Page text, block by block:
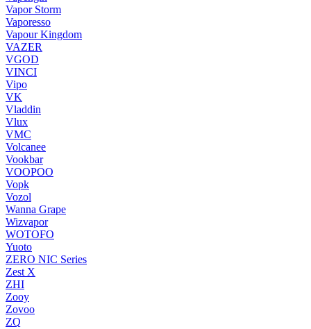
Vapor Storm
Vaporesso
Vapour Kingdom
VAZER
VGOD
VINCI
Vipo
VK
Vladdin
Vlux
VMC
Volcanee
Vookbar
VOOPOO
Vopk
Vozol
Wanna Grape
Wizvapor
WOTOFO
Yuoto
ZERO NIC Series
Zest X
ZHI
Zooy
Zovoo
ZQ